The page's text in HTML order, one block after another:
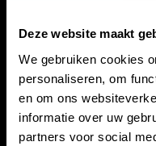
Deze website maakt
We gebruiken cookies
personaliseren, om
en om ons
informatie over uw
partners voor social